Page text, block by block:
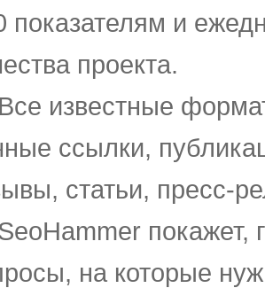
показателям и
проекта.
известные
ссылки,
статьи, пресс-
покажет,
на которые